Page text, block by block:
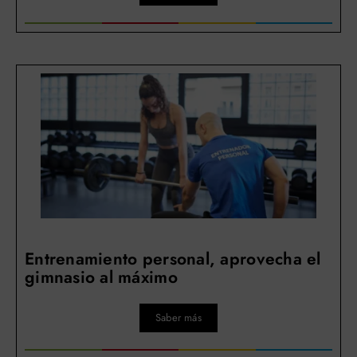
Entrenamiento personal, aprovecha el
gimnasio al máximo
Saber más